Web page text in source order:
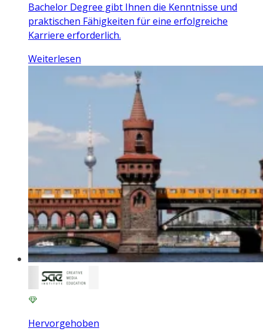
Bachelor Degree gibt Ihnen die Kenntnisse und
praktischen Fähigkeiten für eine erfolgreiche
Karriere erforderlich.
Weiterlesen
Hervorgehoben